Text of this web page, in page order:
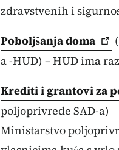
zdravstvenih i
Poboljšanjadoma
a -HUD) – HUD ima
Krediti i grantovi za
poljoprivrede SAD-a)
Ministarstvo